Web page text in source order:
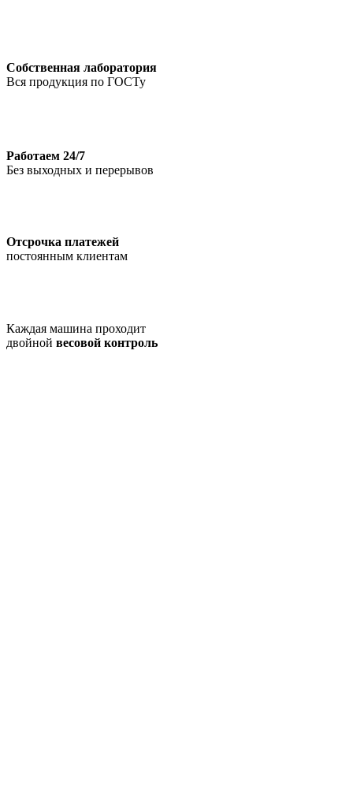
Собственная лаборатория
Вся продукция по ГОСТу
Работаем 24/7
Без выходных и перерывов
Отсрочка платежей
постоянным клиентам
Каждая машина проходит
двойной весовой контроль